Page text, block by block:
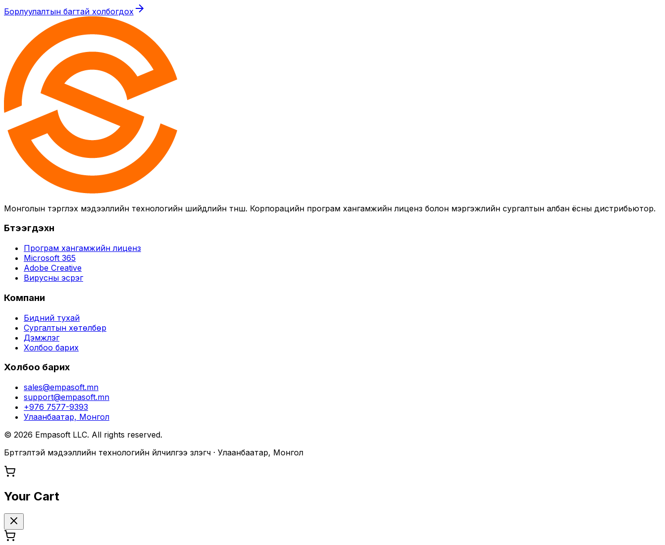
Борлуулалтын багтай холбогдох
Монголын тэргүүлэх мэдээллийн технологийн шийдлийн түнш. Корпорацийн програм хангамжийн лиценз болон мэргэжлийн сургалтын албан ёсны дистрибьютор.
Бүтээгдэхүүн
Програм хангамжийн лиценз
Microsoft 365
Adobe Creative
Вирусны эсрэг
Компани
Бидний тухай
Сургалтын хөтөлбөр
Дэмжлэг
Холбоо барих
Холбоо барих
sales@empasoft.mn
support@empasoft.mn
+976 7577-9393
Улаанбаатар, Монгол
© 2026 Empasoft LLC. All rights reserved.
Бүртгэлтэй мэдээллийн технологийн үйлчилгээ үзүүлэгч · Улаанбаатар, Монгол
Your Cart